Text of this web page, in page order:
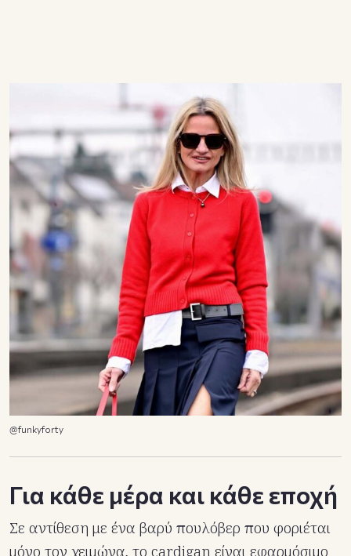
@funkyforty
Για κάθε μέρα και κάθε εποχή
Σε αντίθεση με ένα βαρύ πουλόβερ που φοριέται
μόνο τον χειμώνα, το cardigan είναι εφαρμόσιμο